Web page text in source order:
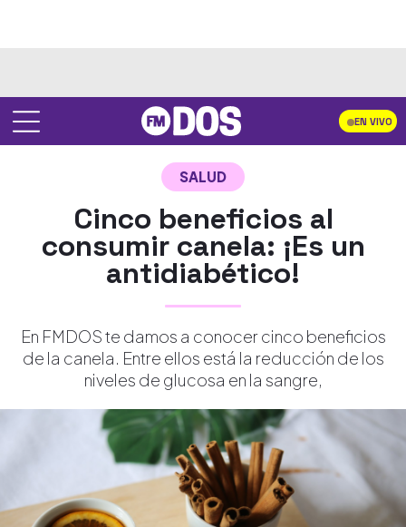
EN VIVO
SALUD
Cinco beneficios al
consumir canela: ¡Es un
antidiabético!
En FMDOS te damos a conocer cinco beneficios
de la canela. Entre ellos está la reducción de los
niveles de glucosa en la sangre,